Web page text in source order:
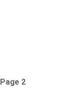
Page 2